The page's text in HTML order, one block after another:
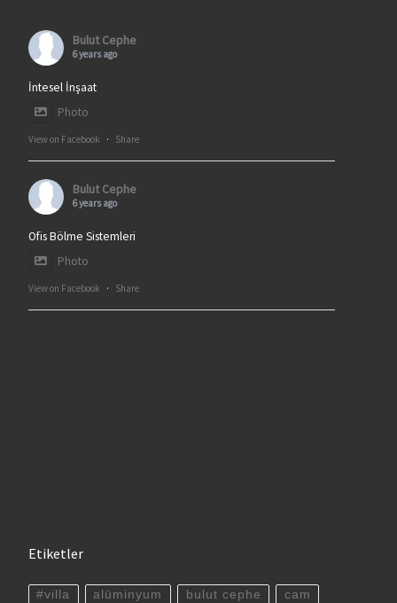
Bulut Cephe
6 years ago
İntesel İnşaat
Photo
View on Facebook · Share
Bulut Cephe
6 years ago
Ofis Bölme Sistemleri
Photo
View on Facebook · Share
Etiketler
#villa alüminyum bulut cephe cam